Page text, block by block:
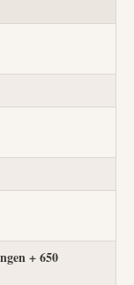
+ 650